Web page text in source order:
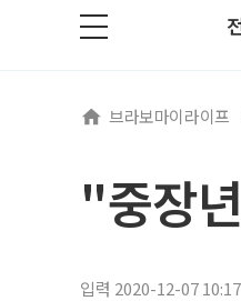
브라보마이라이프
"중장
입력 2020-12-07 10:17